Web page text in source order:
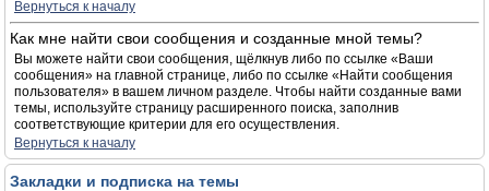
Вернуться к началу
Как мне найти свои сообщения и созданные мной темы?
Вы можете найти свои сообщения, щёлкнув либо по ссылке «Ваши
сообщения» на главной странице, либо по ссылке «Найти сообщения
пользователя» в вашем личном разделе. Чтобы найти созданные вами
темы, используйте страницу расширенного поиска, заполнив
соответствующие критерии для его осуществления.
Вернуться к началу
Закладки и подписка на темы